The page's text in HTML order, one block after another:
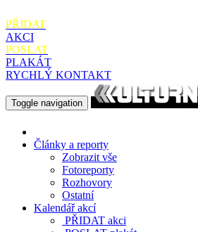
PŘIDAT
AKCI
POSLAT
PLAKÁT
RYCHLÝ KONTAKT
Toggle navigation
Články a reporty
Zobrazit vše
Fotoreporty
Rozhovory
Ostatní
Kalendář akcí
PŘIDAT akci